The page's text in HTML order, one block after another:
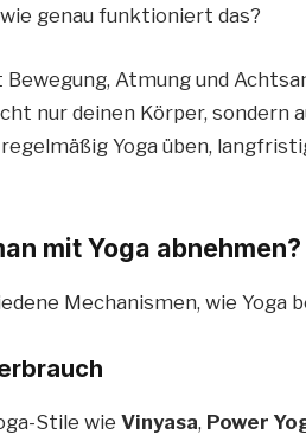
genau funktioniert das?
Bewegung, Atmung und
nur deinen Körper, sondern
Yoga üben,
mit Yoga abnehmen?
Mechanismen, wie Yoga
Stile wieVinyasa, Power